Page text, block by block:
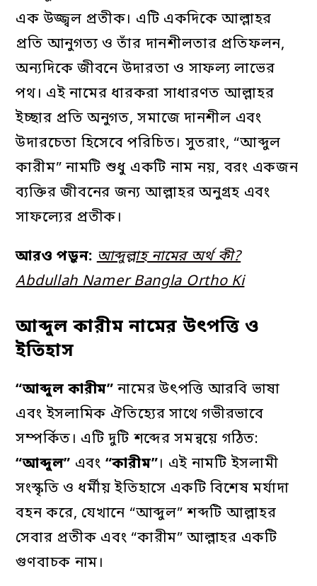
এক উজ্জ্বল প্রতীক। এটি একদিকে আল্লাহর
প্রতি আনুগত্য ও তাঁর দানশীলতার প্রতিফলন,
অন্যদিকে জীবনে উদারতা ও সাফল্য লাভের
পথ। এই নামের ধারকরা সাধারণত আল্লাহর
ইচ্ছার প্রতি অনুগত, সমাজে দানশীল এবং
উদারচেতা হিসেবে পরিচিত। সুতরাং, “আব্দুল
কারীম” নামটি শুধু একটি নাম নয়, বরং একজন
ব্যক্তির জীবনের জন্য আল্লাহর অনুগ্রহ এবং
সাফল্যের প্রতীক।
আরও পড়ুন: আব্দুল্লাহ নামের অর্থ কী?
Abdullah Namer Bangla Ortho Ki
আব্দুল কারীম নামের উৎপত্তি ও
ইতিহাস
“আব্দুল কারীম” নামের উৎপত্তি আরবি ভাষা
এবং ইসলামিক ঐতিহ্যের সাথে গভীরভাবে
সম্পর্কিত। এটি দুটি শব্দের সমন্বয়ে গঠিত:
“আব্দুল” এবং “কারীম”। এই নামটি ইসলামী
সংস্কৃতি ও ধর্মীয় ইতিহাসে একটি বিশেষ মর্যাদা
বহন করে, যেখানে “আব্দুল” শব্দটি আল্লাহর
সেবার প্রতীক এবং “কারীম” আল্লাহর একটি
গুণবাচক নাম।